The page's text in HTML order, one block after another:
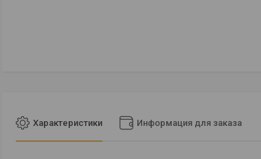
Характеристики Информация для заказа